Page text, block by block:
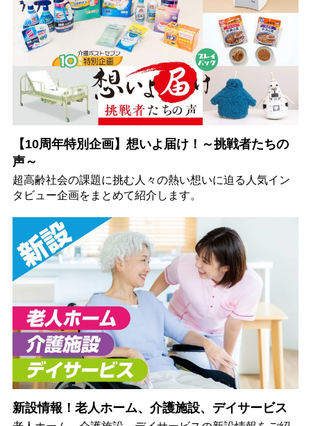
【10周年特別企画】想いよ届け！～挑戦者たちの
声～
超高齢社会の課題に挑む人々の熱い想いに迫る人気イン
タビュー企画をまとめて紹介します。
新設情報！老人ホーム、介護施設、デイサービス